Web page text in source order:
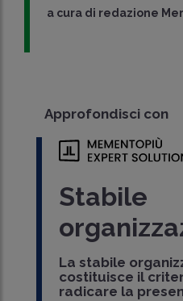
a cura di redazione
Approfondisci con
Stabile
La stabile
costituisce il
radicare la